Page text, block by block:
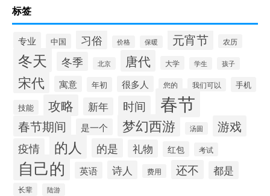
标签
专业 中国 习俗 价格 保暖 元宵节 农历
冬天 冬季 北京 唐代 大学 学生 孩子
宋代 寓意 年初 很多人 您的 我们可以
手机
技能
攻略 新年 时间 春节
春节期间 是一个 梦幻西游 汤圆 游戏
疫情 的人 的是 礼物 红包 考试
自己的 英语 诗人 费用 还不 都是
长辈 陆游